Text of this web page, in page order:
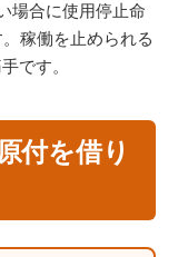
場合に使用停止命
稼働を止められる
です。
付を借り